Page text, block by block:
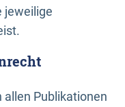
jeweilige
allen Publikationen